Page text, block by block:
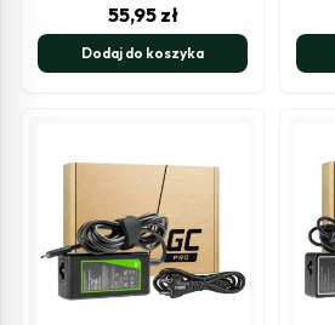
55,95 zł
Dodaj do koszyka